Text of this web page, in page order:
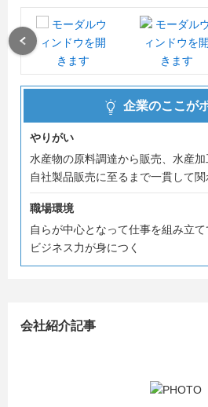
少し長～い90分の説明会だからこ
て損はありませんよ！！！
企業のここが
やりがい
水産物の原料調達から販売、水産加
自社製品販売に至るまで一貫して関
職場環境
自らが中心となって仕事を組み立
ビジネス力が身につく
会社紹介記事